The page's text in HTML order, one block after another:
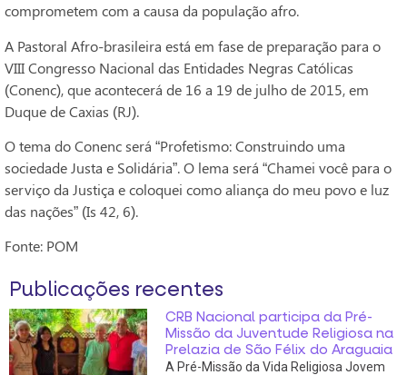
comprometem com a causa da população afro.
A Pastoral Afro-brasileira está em fase de preparação para o
VIII Congresso Nacional das Entidades Negras Católicas
(Conenc), que acontecerá de 16 a 19 de julho de 2015, em
Duque de Caxias (RJ).
O tema do Conenc será “Profetismo: Construindo uma
sociedade Justa e Solidária”. O lema será “Chamei você para o
serviço da Justiça e coloquei como aliança do meu povo e luz
das nações” (Is 42, 6).
Fonte: POM
Publicações recentes
CRB Nacional participa da Pré-
Missão da Juventude Religiosa na
Prelazia de São Félix do Araguaia
A Pré-Missão da Vida Religiosa Jovem